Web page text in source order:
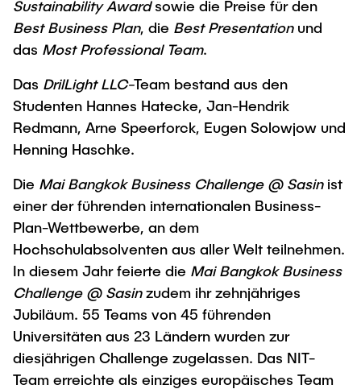
Institute im Überblick
Sustainability Awardsowie die Preise für den
Best Business Plan, die Best Presentation und
das Most Professional Team.
Das DrilLight LLC-Team bestand aus den
Studenten Hannes Hatecke, Jan-Hendrik
Redmann, Arne Speerforck, Eugen Solowjow und
Henning Haschke.
Die Mai Bangkok Business Challenge @ Sasinist
einer der führenden internationalen Business-
Plan-Wettbewerbe, an dem
Hochschulabsolventen aus aller Welt teilnehmen.
In diesem Jahr feierte die Mai Bangkok Business
Challenge @ Sasinzudem ihr zehnjähriges
Jubiläum. 55 Teams von 45 führenden
Universitäten aus 23 Ländern wurden zur
diesjährigen Challenge zugelassen. Das NIT-
Team erreichte als einziges europäisches Team